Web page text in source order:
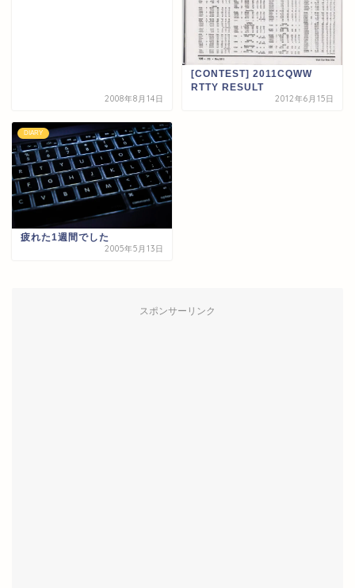
2008年8月14日
[CONTEST] 2011CQWW
RTTY RESULT
2012年6月15日
DIARY
疲れた1週間でした
2005年5月13日
スポンサーリンク